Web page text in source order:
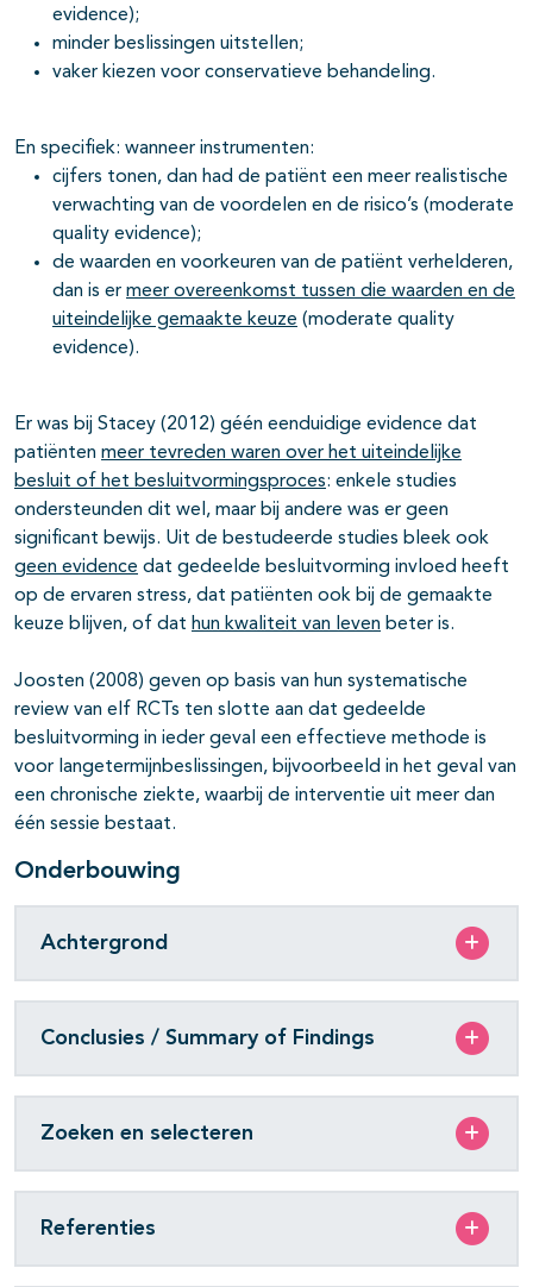
evidence);
minder beslissingen uitstellen;
vaker kiezen voor conservatieve behandeling.
En specifiek: wanneer instrumenten:
cijfers tonen, dan had de patiënt een meer realistische
verwachting van de voordelen en de risico’s (moderate
quality evidence);
de waarden en voorkeuren van de patiënt verhelderen,
dan is er meer overeenkomst tussen die waarden en de
uiteindelijke gemaakte keuze (moderate quality
evidence).
Er was bij Stacey (2012) géén eenduidige evidence dat
patiënten meer tevreden waren over het uiteindelijke
besluit of het besluitvormingsproces: enkele studies
ondersteunden dit wel, maar bij andere was er geen
significant bewijs. Uit de bestudeerde studies bleek ook
geen evidence dat gedeelde besluitvorming invloed heeft
op de ervaren stress, dat patiënten ook bij de gemaakte
keuze blijven, of dat hun kwaliteit van leven beter is.
Joosten (2008) geven op basis van hun systematische
review van elf RCTs ten slotte aan dat gedeelde
besluitvorming in ieder geval een effectieve methode is
voor langetermijnbeslissingen, bijvoorbeeld in het geval van
een chronische ziekte, waarbij de interventie uit meer dan
één sessie bestaat.
Onderbouwing
Achtergrond
Conclusies / Summary of Findings
Zoeken en selecteren
Referenties